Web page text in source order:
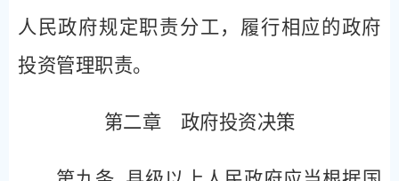
人民政府规定职责分工，履行相应的政府
投资管理职责。
第二章 政府投资决策